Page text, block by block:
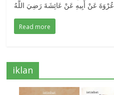
عُرْوَةَ عَنْ أَبِيهِ عَنْ عَائِشَةَ رَضِيَ اللَّهُ
Read more
iklan